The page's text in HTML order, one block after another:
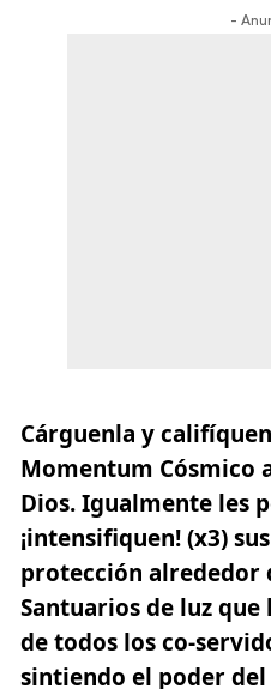
-
Cárguenla y
Momentum Cósmico
Dios. Igualmente les
¡intensifiquen! (x3)
protección alrededor
Santuarios de luz
de todos los co-
sintiendo el poder